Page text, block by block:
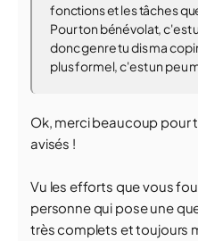
fonctions et les tâches
Pour ton bénévolat, c'est
donc genre tu dis ma
plus formel, c'est un peu
Ok, merci beaucoup pour
avisés !
Vu les efforts que vous
personne qui pose une
très complets et toujours